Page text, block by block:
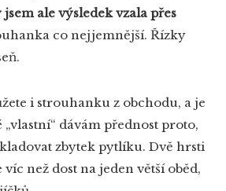
ale výsledek vzala přes
co nejjemnější. Řízky
i strouhanku z obchodu, a je
„vlastní“ dávám přednost proto,
zbytek pytlíku. Dvě hrsti
než dost na jeden větší oběd,